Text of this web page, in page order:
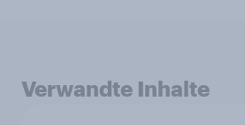
Verwandte Inhalte